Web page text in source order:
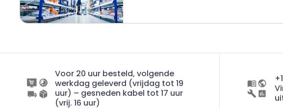
Voor 20 uur besteld, volgende
werkdag geleverd (vrijdag tot 19
uur) – gesneden kabel tot 17 uur
(vrij. 16 uur)